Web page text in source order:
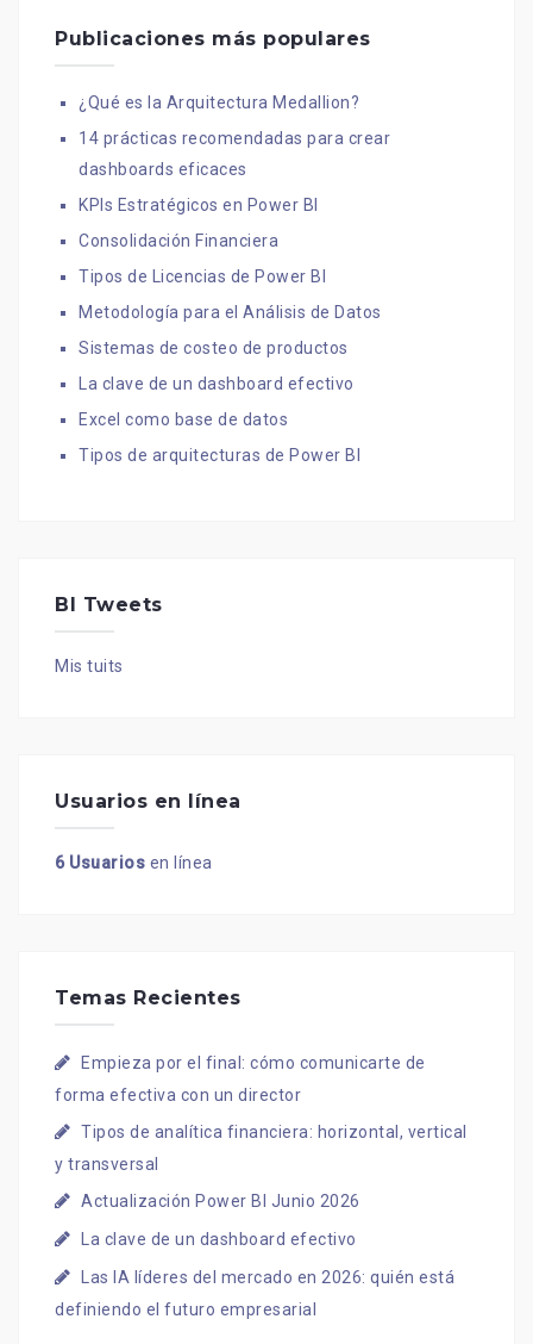
Publicaciones más populares
¿Qué es la Arquitectura Medallion?
14 prácticas recomendadas para crear
dashboards eficaces
KPIs Estratégicos en Power BI
Consolidación Financiera
Tipos de Licencias de Power BI
Metodología para el Análisis de Datos
Sistemas de costeo de productos
La clave de un dashboard efectivo
Excel como base de datos
Tipos de arquitecturas de Power BI
BI Tweets
Mis tuits
Usuarios en línea
6 Usuarios en línea
Temas Recientes
Empieza por el final: cómo comunicarte de
forma efectiva con un director
Tipos de analítica financiera: horizontal, vertical
y transversal
Actualización Power BI Junio 2026
La clave de un dashboard efectivo
Las IA líderes del mercado en 2026: quién está
definiendo el futuro empresarial